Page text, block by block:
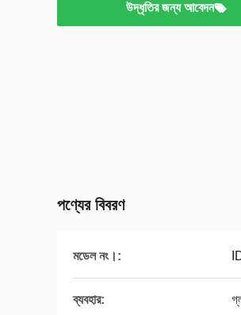
উদ্ধৃতির জন্য আবেদন
পণ্যের বিবরণ
মডেল নং।:
ব্যবহার: